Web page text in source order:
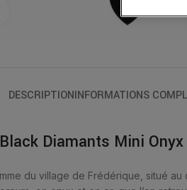
DESCRIPTIONINFORMATIONS
Diamants Mini
du village de Frédérique, situé